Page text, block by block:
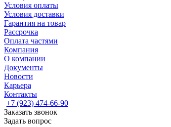
Условия оплаты
Условия доставки
Гарантия на товар
Рассрочка
Оплата частями
Компания
О компании
Документы
Новости
Карьера
Контакты
+7 (923) 474-66-90
Заказать звонок
Задать вопрос